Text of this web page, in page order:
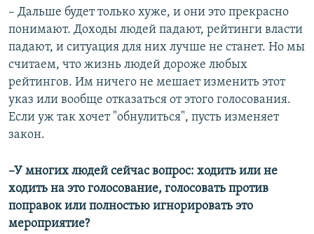
– Дальше будет только хуже, и они это прекрасно
понимают. Доходы людей падают, рейтинги власти
падают, и ситуация для них лучше не станет. Но мы
считаем, что жизнь людей дороже любых
рейтингов. Им ничего не мешает изменить этот
указ или вообще отказаться от этого голосования.
Если уж так хочет "обнулиться", пусть изменяет
закон.
–У многих людей сейчас вопрос: ходить или не
ходить на это голосование, голосовать против
поправок или полностью игнорировать это
мероприятие?